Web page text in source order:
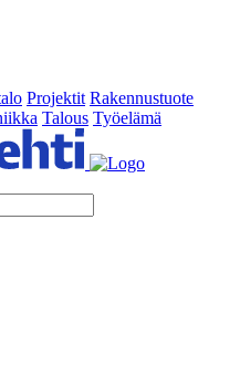
Projektit Rakennustuote
Talous Työelämä